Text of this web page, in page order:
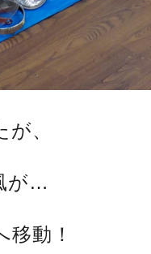
、
が…
動！